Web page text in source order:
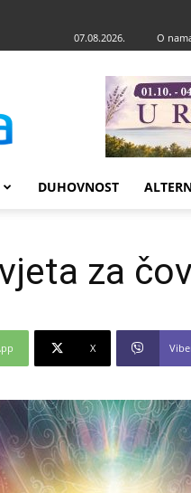
07.08.2026. O
DUHOVNOST
za
X